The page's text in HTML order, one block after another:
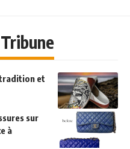
tradition et
sur
à